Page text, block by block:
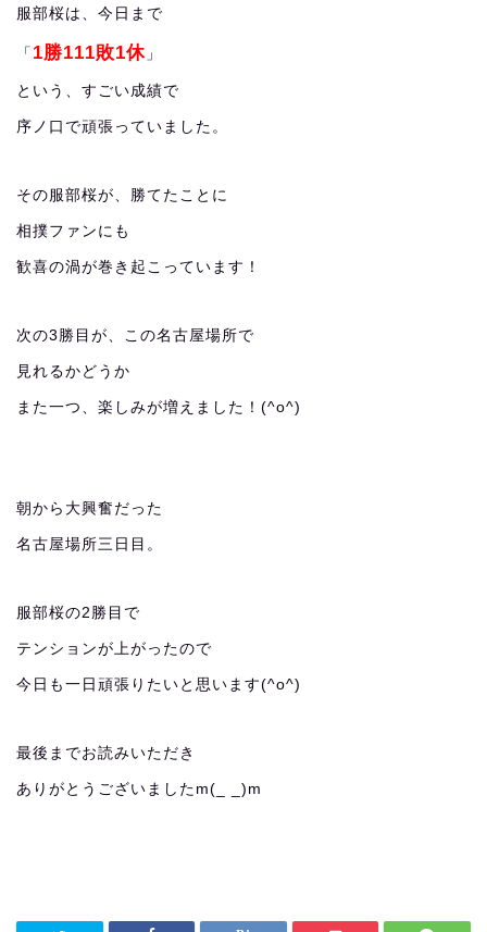
服部桜は、今日まで
「 1勝111敗1休 」
という、すごい成績で
序ノ口で頑張っていました。
その服部桜が、勝てたことに
相撲ファンにも
歓喜の渦が巻き起こっています！
次の3勝目が、この名古屋場所で
見れるかどうか
また一つ、楽しみが増えました！(^o^)
朝から大興奮だった
名古屋場所三日目。
服部桜の2勝目で
テンションが上がったので
今日も一日頑張りたいと思います(^o^)
最後までお読みいただき
ありがとうございましたm(_ _)m